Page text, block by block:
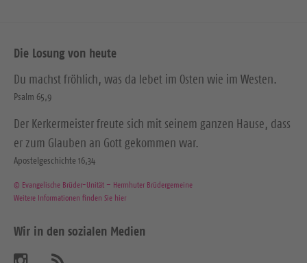
Die Losung von heute
Du machst fröhlich, was da lebet im Osten wie im Westen.
Psalm 65,9
Der Kerkermeister freute sich mit seinem ganzen Hause, dass
er zum Glauben an Gott gekommen war.
Apostelgeschichte 16,34
© Evangelische Brüder-Unität – Herrnhuter Brüdergemeine
Weitere Informationen finden Sie hier
Wir in den sozialen Medien